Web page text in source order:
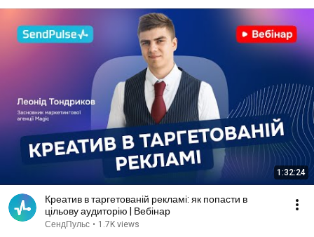
1:32:24
Креатив в таргетованій рекламі: як попасти в
цільову аудиторію | Вебінар
СендПульс • 1.7K views